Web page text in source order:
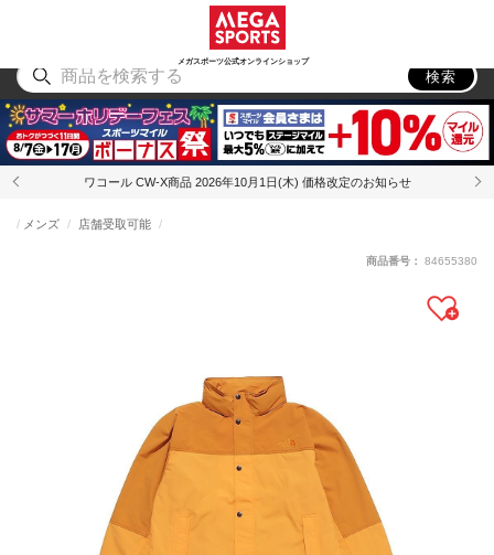
メガスポーツ公式オンラインショップ
アウトドア
検索
ワコール CW-X商品 2026年10月1日(木) 価格改定のお知らせ
メンズ 店舗受取可能
商品番号： 84655380